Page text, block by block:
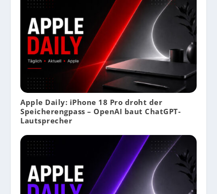
Apple Daily: iPhone 18 Pro droht der
Speicherengpass – OpenAI baut ChatGPT-
Lautsprecher